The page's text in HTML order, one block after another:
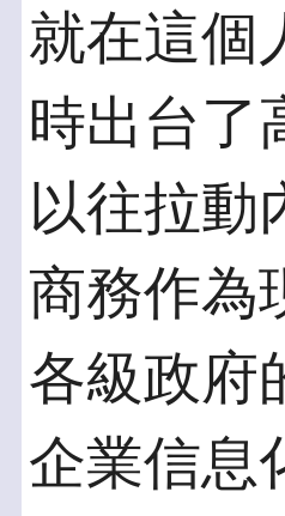
就在這個
時出台了
以往拉動
商務作為
各級政府
企業信息